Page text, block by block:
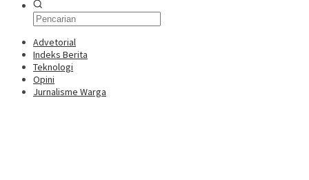
Advetorial
Indeks Berita
Teknologi
Opini
Jurnalisme Warga